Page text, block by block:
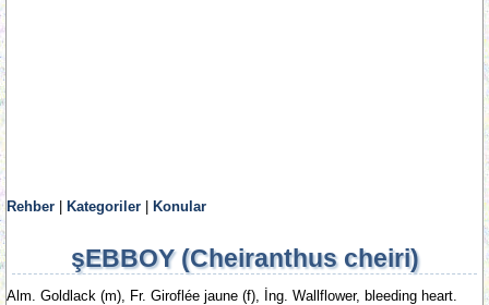
Rehber Kategoriler Konular
şEBBOY (Cheiranthus cheiri)
Alm. Goldlack (m), Fr. Giroflée jaune (f), İng. Wallflower, bleeding heart.